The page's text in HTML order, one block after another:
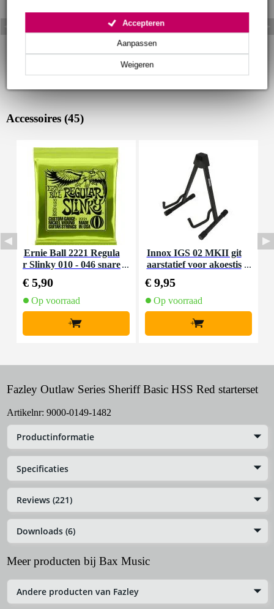
Weigeren
Aanpassen
Accepteren
Accessoires (45)
Ernie Ball 2221 Regula
r Slinky 010 - 046 snare
€ 5,90
Op voorraad
+
Innox IGS 02 MKII git
aarstatief voor akoestis
€ 9,95
Op voorraad
+
Fazley Outlaw Series Sheriff Basic HSS Red starterset
Artikelnr: 9000-0149-1482
Productinformatie
Specificaties
Reviews (221)
Downloads (6)
Meer producten bij Bax Music
Andere producten van Fazley